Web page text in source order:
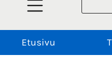
Etusivu